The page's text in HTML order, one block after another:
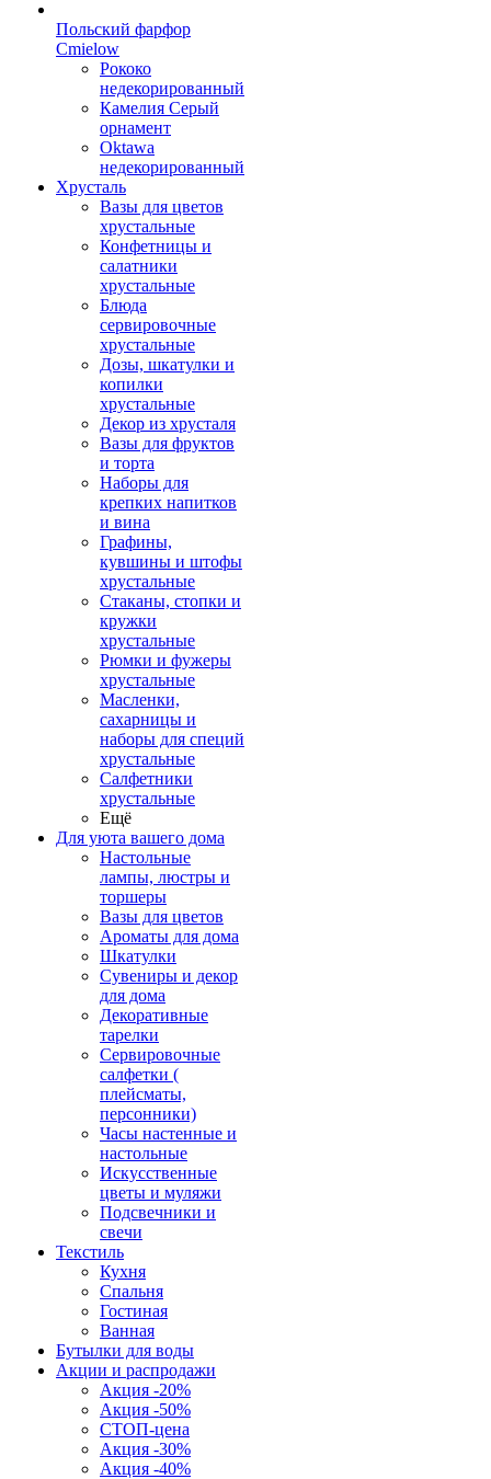
Польский фарфор
Сmielow
Рококо
недекорированный
Камелия Серый
орнамент
Oktawa
недекорированный
Хрусталь
Вазы для цветов
хрустальные
Конфетницы и
салатники
хрустальные
Блюда
сервировочные
хрустальные
Дозы, шкатулки и
копилки
хрустальные
Декор из хрусталя
Вазы для фруктов
и торта
Наборы для
крепких напитков
и вина
Графины,
кувшины и штофы
хрустальные
Стаканы, стопки и
кружки
хрустальные
Рюмки и фужеры
хрустальные
Масленки,
сахарницы и
наборы для специй
хрустальные
Салфетники
хрустальные
Ещё
Для уюта вашего дома
Настольные
лампы, люстры и
торшеры
Вазы для цветов
Ароматы для дома
Шкатулки
Сувениры и декор
для дома
Декоративные
тарелки
Сервировочные
салфетки (
плейсматы,
персонники)
Часы настенные и
настольные
Искусственные
цветы и муляжи
Подсвечники и
свечи
Текстиль
Кухня
Спальня
Гостиная
Ванная
Бутылки для воды
Акции и распродажи
Акция -20%
Акция -50%
СТОП-цена
Акция -30%
Акция -40%